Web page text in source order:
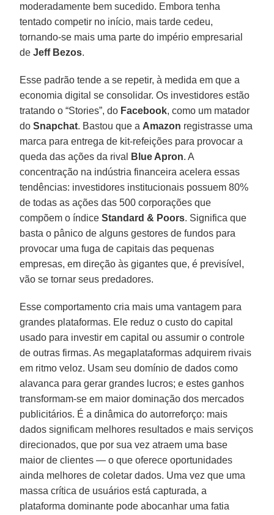
moderadamente bem sucedido. Embora tenha
tentado competir no início, mais tarde cedeu,
tornando-se mais uma parte do império empresarial
deJeff Bezos.
Esse padrão tende a se repetir, à medida em que a
economia digital se consolidar. Os investidores estão
tratando o “Stories”, do Facebook, como um matador
doSnapchat. Bastou que a Amazon registrasse uma
marca para entrega de kit-refeições para provocar a
queda das ações da rival
Blue Apron. A
concentração na indústria financeira acelera essas
tendências: investidores institucionais possuem 80%
de todas as ações das 500 corporações que
compõem o índiceStandard & Poors. Significa que
basta o pânico de alguns gestores de fundos para
provocar uma fuga de capitais das pequenas
empresas, em direção às gigantes que, é previsível,
vão se tornar seus predadores.
Esse comportamento cria mais uma vantagem para
grandes plataformas. Ele reduz o custo do capital
usado para investir em capital ou assumir o controle
de outras firmas. As megaplataformas adquirem rivais
em ritmo veloz. Usam seu domínio de dados como
alavanca para gerar grandes lucros; e estes ganhos
transformam-se em maior dominação dos mercados
publicitários. É a dinâmica do autorreforço: mais
dados significam melhores resultados e mais serviços
direcionados, que por sua vez atraem uma base
maior de clientes — o que oferece oportunidades
ainda melhores de coletar dados. Uma vez que uma
massa crítica de usuários está capturada, a
plataforma dominante pode abocanhar uma fatia